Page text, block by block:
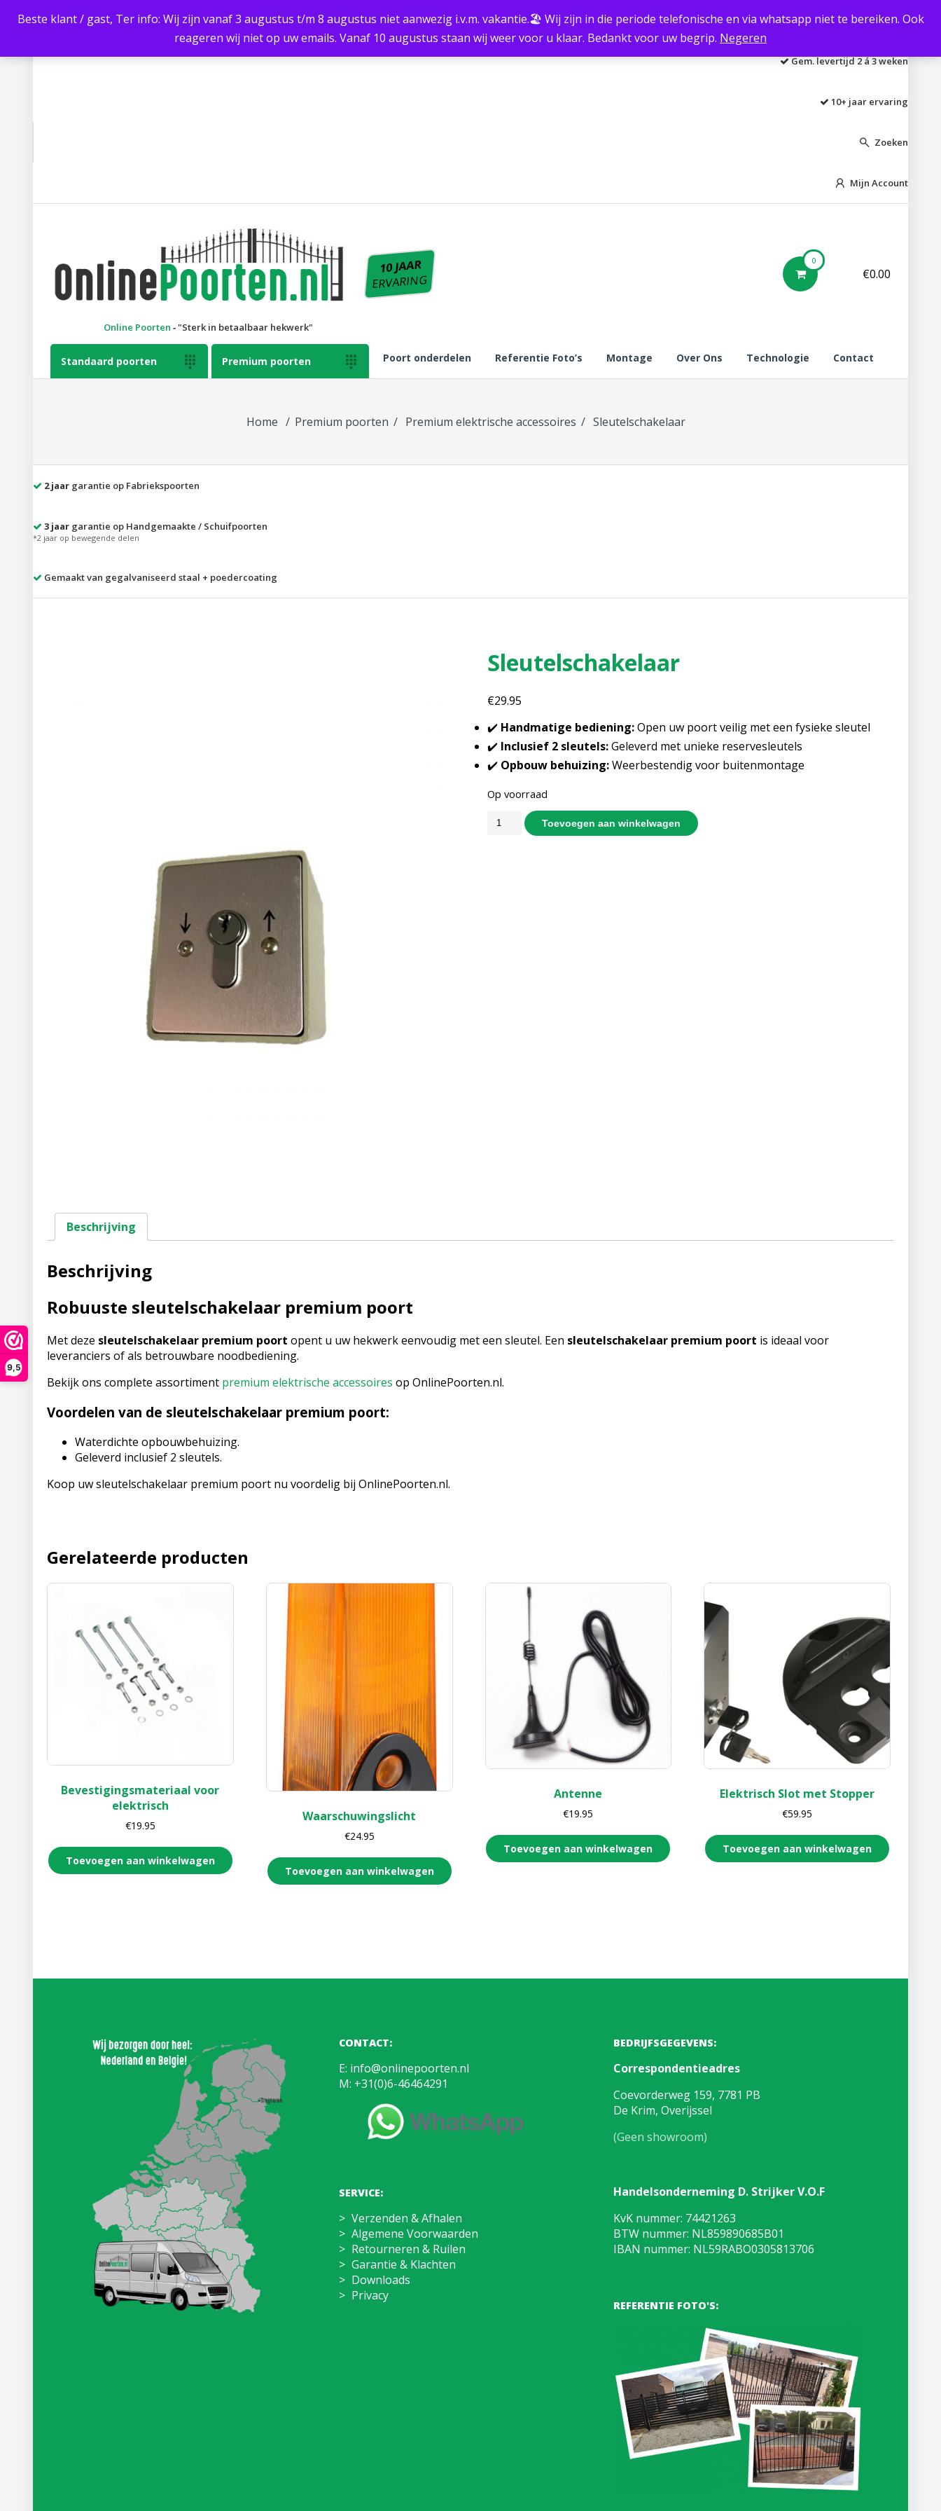
9,5
Laagste prijs garantie
Gem. levertijd 2 á 3 weken
10+ jaar ervaring
 Zoeken
 Mijn Account
Online Poorten ‐ Sterk in betaalbaar hekwerk
10 JAAR
ERVARING
0
€0.00
Standaard poorten  Premium poorten  Poort onderdelen Referentie Foto’s Montage Over Ons Technologie Contact
Home Premium poorten Premium elektrische accessoires Sleutelschakelaar
2 jaar garantie op Fabriekspoorten
3 jaar garantie op Handgemaakte / Schuifpoorten
*2 jaar op bewegende delen
Gemaakt van gegalvaniseerd staal + poedercoating
Sleutelschakelaar
€29.95
✔️ Handmatige bediening:Open uw poort veilig met een fysieke sleutel
✔️ Inclusief 2 sleutels:Geleverd met unieke reservesleutels
✔️ Opbouw behuizing:Weerbestendig voor buitenmontage
Op voorraad
Toevoegen aan winkelwagen
Beschrijving
Beschrijving
Robuuste sleutelschakelaar premium poort
Met deze sleutelschakelaar premium poort opent u uw hekwerk eenvoudig met een sleutel. Een sleutelschakelaar premium poort is ideaal voor
leveranciers of als betrouwbare noodbediening.
Bekijk ons complete assortiment premium elektrische accessoires op OnlinePoorten.nl.
Voordelen van de sleutelschakelaar premium poort:
Waterdichte opbouwbehuizing.
Geleverd inclusief 2 sleutels.
Koop uw sleutelschakelaar premium poort nu voordelig bij OnlinePoorten.nl.
Gerelateerde producten
Bevestigingsmateriaal voor
elektrisch
€19.95
Toevoegen aan winkelwagen
Waarschuwingslicht
€24.95
Toevoegen aan winkelwagen
Antenne
€19.95
Toevoegen aan winkelwagen
Elektrisch Slot met Stopper
€59.95
Toevoegen aan winkelwagen
CONTACT:
E: info@onlinepoorten.nl
M: +31(0)6-46464291
SERVICE:
Verzenden & Afhalen
Algemene Voorwaarden
Retourneren & Ruilen
Garantie & Klachten
Downloads
Privacy
BEDRIJFSGEGEVENS:
Correspondentieadres
Coevorderweg 159, 7781 PB
De Krim, Overijssel
(Geen showroom)
Handelsonderneming D. Strijker V.O.F
KvK nummer: 74421263
BTW nummer: NL859890685B01
IBAN nummer: NL59RABO0305813706
REFERENTIE FOTO'S:
Beste klant / gast, Ter info: Wij zijn vanaf 3 augustus t/m 8 augustus niet aanwezig i.v.m. vakantie.🏖 Wij zijn in die periode telefonische en via whatsapp niet te bereiken. Ook
reageren wij niet op uw emails. Vanaf 10 augustus staan wij weer voor u klaar. Bedankt voor uw begrip. Negeren